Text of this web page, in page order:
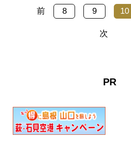
る。今から約1200年前に創
建された。
前 8 9 10
次
PR